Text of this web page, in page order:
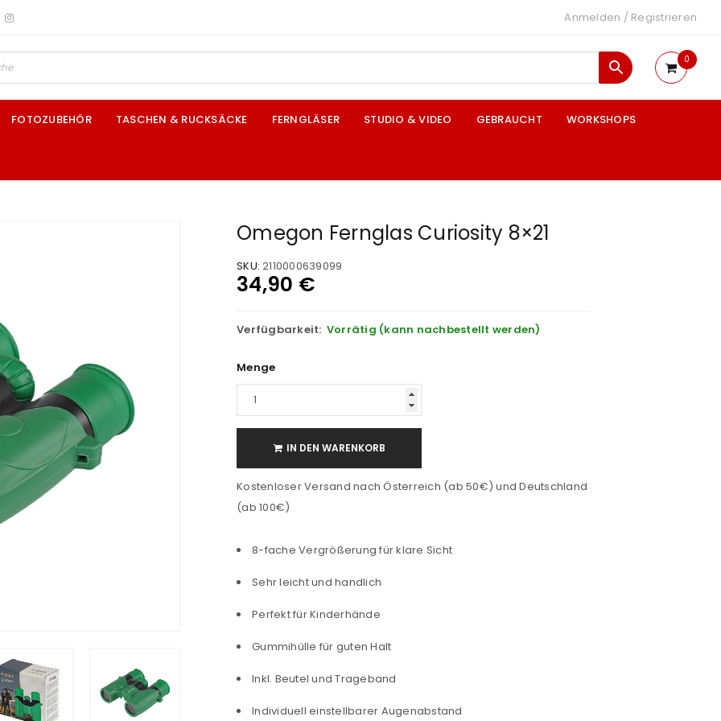
Anmelden / Registrieren
0
FOTOZUBEHÖR TASCHEN & RUCKSÄCKE FERNGLÄSER STUDIO & VIDEO GEBRAUCHT WORKSHOPS
Omegon Fernglas Curiosity 8×21
SKU: 2110000639099
34,90 €
Verfügbarkeit: Vorrätig (kann nachbestellt werden)
Menge
IN DEN WARENKORB
Kostenloser Versand nach Österreich (ab 50€) und Deutschland
(ab 100€)
8-fache Vergrößerung für klare Sicht
Sehr leicht und handlich
Perfekt für Kinderhände
Gummihülle für guten Halt
Inkl. Beutel und Trageband
Individuell einstellbarer Augenabstand